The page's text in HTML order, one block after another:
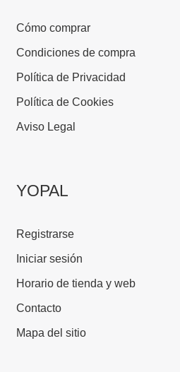
Cómo comprar
Condiciones de compra
Política de Privacidad
Política de Cookies
Aviso Legal
YOPAL
Registrarse
Iniciar sesión
Horario de tienda y web
Contacto
Mapa del sitio